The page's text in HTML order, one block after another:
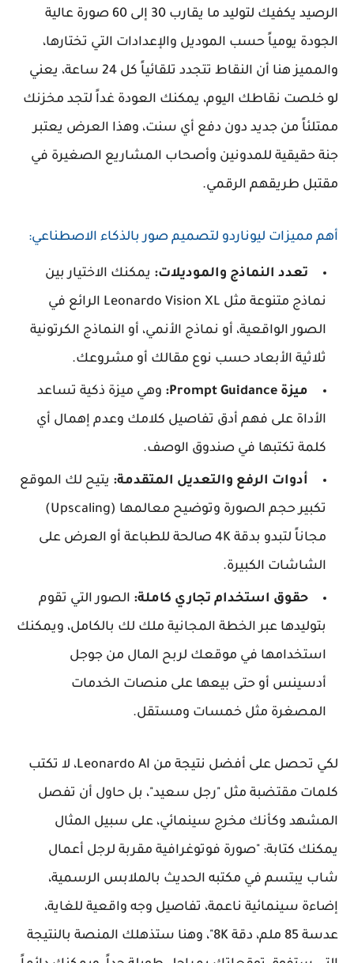
الرصيد يكفيك لتوليد ما يقارب 30 إلى 60 صورة عالية
الجودة يومياً حسب الموديل والإعدادات التي تختارها،
والمميز هنا أن النقاط تتجدد تلقائياً كل 24 ساعة، يعني
لو خلصت نقاطك اليوم، يمكنك العودة غداً لتجد مخزنك
ممتلئاً من جديد دون دفع أي سنت، وهذا العرض يعتبر
جنة حقيقية للمدونين وأصحاب المشاريع الصغيرة في
مقتبل طريقهم الرقمي.
أهم مميزات ليوناردو لتصميم صور بالذكاء الاصطناعي:
تعدد النماذج والموديلات: يمكنك الاختيار بين
نماذج متنوعة مثل Leonardo Vision XL الرائع في
الصور الواقعية، أو نماذج الأنمي، أو النماذج الكرتونية
ثلاثية الأبعاد حسب نوع مقالك أو مشروعك.
ميزة Prompt Guidance:
وهي ميزة ذكية تساعد
الأداة على فهم أدق تفاصيل كلامك وعدم إهمال أي
كلمة تكتبها في صندوق الوصف.
أدوات الرفع والتعديل المتقدمة: يتيح لك الموقع
تكبير حجم الصورة وتوضيح معالمها (Upscaling)
مجاناً لتبدو بدقة 4K صالحة للطباعة أو العرض على
الشاشات الكبيرة.
حقوق استخدام تجاري كاملة: الصور التي تقوم
بتوليدها عبر الخطة المجانية ملك لك بالكامل، ويمكنك
استخدامها في موقعك لربح المال من جوجل
أدسينس أو حتى بيعها على منصات الخدمات
المصغرة مثل خمسات ومستقل.
لكي تحصل على أفضل نتيجة من Leonardo AI، لا تكتب
كلمات مقتضبة مثل "رجل سعيد"، بل حاول أن تفصل
المشهد وكأنك مخرج سينمائي، على سبيل المثال
يمكنك كتابة: "صورة فوتوغرافية مقربة لرجل أعمال
شاب يبتسم في مكتبه الحديث بالملابس الرسمية،
إضاءة سينمائية ناعمة، تفاصيل وجه واقعية للغاية،
عدسة 85 ملم، دقة 8K"، وهنا ستذهلك المنصة بالنتيجة